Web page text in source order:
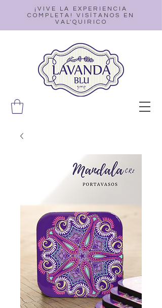
¡VIVE LA EXPERIENCIA
COMPLETA! VISÍTANOS EN
VAL'QUIRICO